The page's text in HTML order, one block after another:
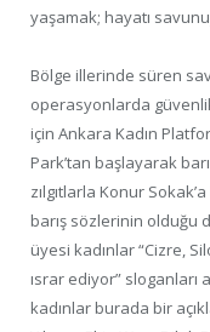
yaşamak; hayatı
Bölge illerinde süren
operasyonlarda
için Ankara Kadın
Park’tan başlayarak
zılgıtlarla Konur
barış sözlerinin olduğu
üyesi kadınlar “Cizre,
ısrar ediyor” sloganları
kadınlar burada bir